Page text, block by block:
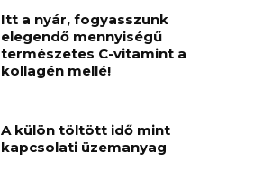
Itt a nyár, fogyasszunk
elegendő mennyiségű
természetes C-vitamint a
kollagén mellé!
A külön töltött idő mint
kapcsolati üzemanyag